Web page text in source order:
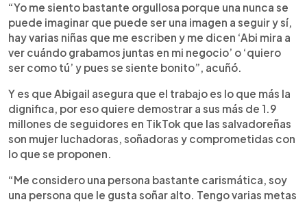
“Yo me siento bastante orgullosa porque una nunca se
puede imaginar que puede ser una imagen a seguir y sí,
hay varias niñas que me escriben y me dicen ‘Abi mira a
ver cuándo grabamos juntas en mi negocio’ o ‘quiero
ser como tú’ y pues se siente bonito”, acuñó.
Y es que Abigail asegura que el trabajo es lo que más la
dignifica, por eso quiere demostrar a sus más de 1.9
millones de seguidores en TikTok que las salvadoreñas
son mujer luchadoras, soñadoras y comprometidas con
lo que se proponen.
“Me considero una persona bastante carismática, soy
una persona que le gusta soñar alto. Tengo varias metas